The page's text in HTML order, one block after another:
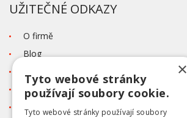
UŽITEČNÉ ODKAZY
O firmě
Blog
Tabulka velikostí
Ochrana osobních údajů GDPR
×
Tyto webové stránky
používají soubory cookie.
Tyto webové stránky používají soubory